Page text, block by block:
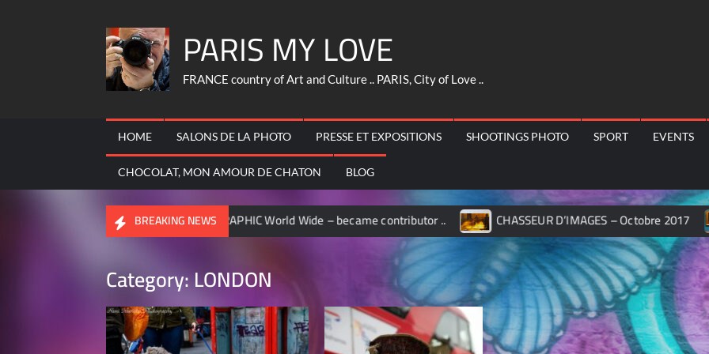
PARIS MY LOVE
FRANCE country of Art and Culture .. PARIS, City of Love ..
HOME SALONS DE LA PHOTO PRESSE ET EXPOSITIONS SHOOTINGS PHOTO SPORT EVENTS
CHOCOLAT, MON AMOUR DE CHATON BLOG
BREAKING NEWS
NATIONAL GEOGRAPHIC World Wide – became contributor .. CHASSEUR D’IMAGES – Octobre 2017
Category:LONDON